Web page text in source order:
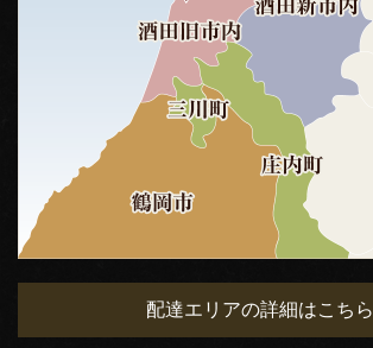
配達エリアの詳細はこちら